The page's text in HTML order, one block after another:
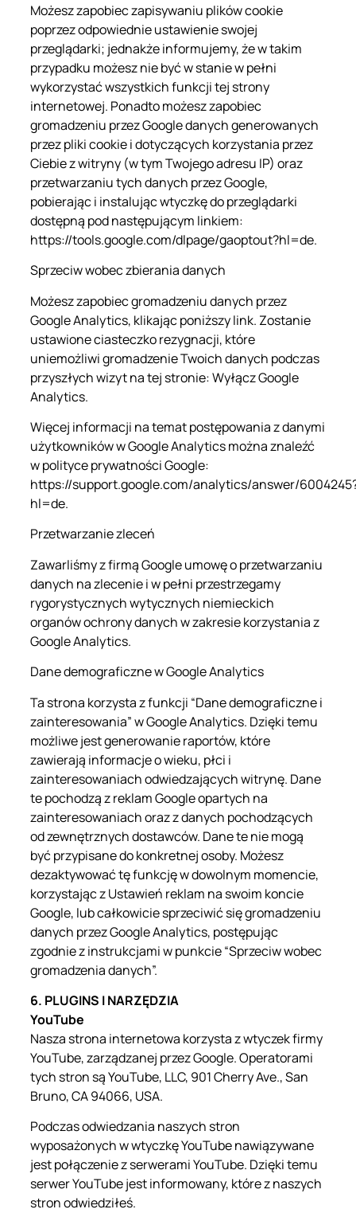
Możesz zapobiec zapisywaniu plików cookie
poprzez odpowiednie ustawienie swojej
przeglądarki; jednakże informujemy, że w takim
przypadku możesz nie być w stanie w pełni
wykorzystać wszystkich funkcji tej strony
internetowej. Ponadto możesz zapobiec
gromadzeniu przez Google danych generowanych
przez pliki cookie i dotyczących korzystania przez
Ciebie z witryny (w tym Twojego adresu IP) oraz
przetwarzaniu tych danych przez Google,
pobierając i instalując wtyczkę do przeglądarki
dostępną pod następującym linkiem:
https://tools.google.com/dlpage/gaoptout?hl=de.
Sprzeciw wobec zbierania danych
Możesz zapobiec gromadzeniu danych przez
Google Analytics, klikając poniższy link. Zostanie
ustawione ciasteczko rezygnacji, które
uniemożliwi gromadzenie Twoich danych podczas
przyszłych wizyt na tej stronie: Wyłącz Google
Analytics.
Więcej informacji na temat postępowania z danymi
użytkowników w Google Analytics można znaleźć
w polityce prywatności Google:
https://support.google.com/analytics/answer/
hl=de.
Przetwarzanie zleceń
Zawarliśmy z firmą Google umowę o przetwarzaniu
danych na zlecenie i w pełni przestrzegamy
rygorystycznych wytycznych niemieckich
organów ochrony danych w zakresie korzystania z
Google Analytics.
Dane demograficzne w Google Analytics
Ta strona korzysta z funkcji “Dane demograficzne i
zainteresowania” w Google Analytics. Dzięki temu
możliwe jest generowanie raportów, które
zawierają informacje o wieku, płci i
zainteresowaniach odwiedzających witrynę. Dane
te pochodzą z reklam Google opartych na
zainteresowaniach oraz z danych pochodzących
od zewnętrznych dostawców. Dane te nie mogą
być przypisane do konkretnej osoby. Możesz
dezaktywować tę funkcję w dowolnym momencie,
korzystając z Ustawień reklam na swoim koncie
Google, lub całkowicie sprzeciwić się gromadzeniu
danych przez Google Analytics, postępując
zgodnie z instrukcjami w punkcie “Sprzeciw wobec
gromadzenia danych”.
6. PLUGINS I NARZĘDZIA
YouTube
Nasza strona internetowa korzysta z wtyczek firmy
YouTube, zarządzanej przez Google. Operatorami
tych stron są YouTube, LLC, 901 Cherry Ave., San
Bruno, CA 94066, USA.
Podczas odwiedzania naszych stron
wyposażonych w wtyczkę YouTube nawiązywane
jest połączenie z serwerami YouTube. Dzięki temu
serwer YouTube jest informowany, które z naszych
stron odwiedziłeś.